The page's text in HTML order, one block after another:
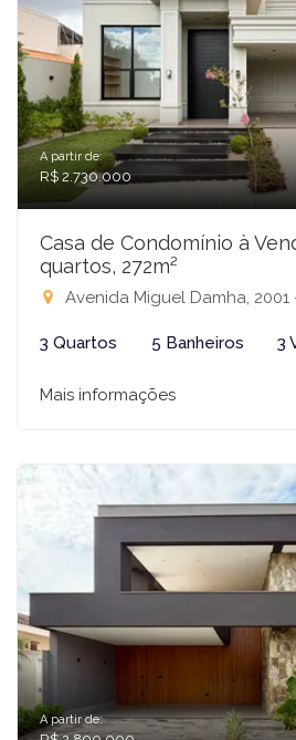
A partir de:
R$ 2.730.000
Casa de Condomínio à
quartos, 272m²
Avenida Miguel Damha, 2001 - Parque Residencial
3 Quartos 5 Banheiros 3
Mais informações
A partir de: